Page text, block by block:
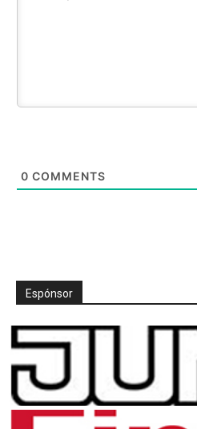
0 COMMENTS
Espónsor